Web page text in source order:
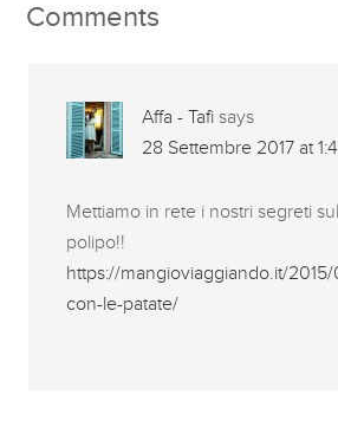
Comments
Affa - Tafi says
28 Settembre 2017 at
Mettiamo in rete i nostri segreti
polipo!!
https://mangioviaggiando.it/
con-le-patate/